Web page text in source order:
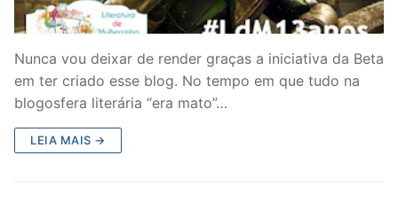
Nunca vou deixar de render graças a iniciativa da Beta
em ter criado esse blog. No tempo em que tudo na
blogosfera literária “era mato”…
LEIA MAIS →